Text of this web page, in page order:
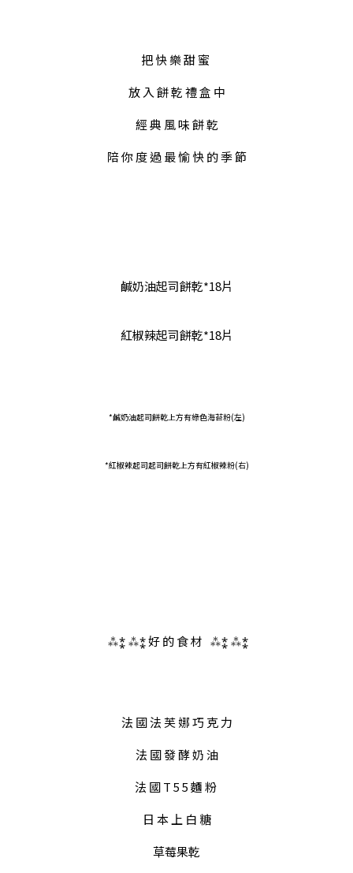
把 快 樂 甜 蜜
放 入 餅 乾 禮 盒 中
經 典 風 味 餅 亁
陪 你 度 過 最 愉 快 的 季 節
鹹奶油起司餅乾*18片
紅椒辣起司餅乾*18片
*鹹奶油起司餅乾上方有綠色海苔粉(左)
*紅椒辣起司起司餅乾上方有紅椒辣粉(右)
⁂⁑ ⁂⁑ 好 的 食 材   ⁂⁑ ⁂⁑
法 國 法 芙 娜 巧 克 力
法 國 發 酵 奶 油
法 國 T 5 5 麵 粉
日 本 上 白 糖
草莓果乾